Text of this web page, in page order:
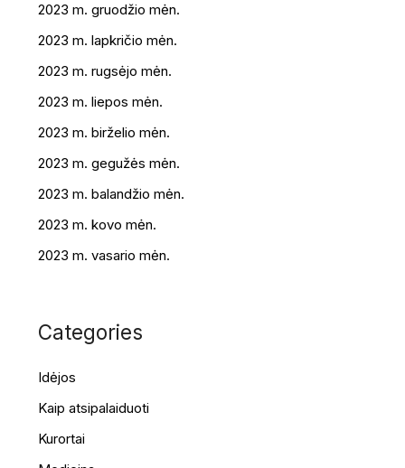
2023 m. gruodžio mėn.
2023 m. lapkričio mėn.
2023 m. rugsėjo mėn.
2023 m. liepos mėn.
2023 m. birželio mėn.
2023 m. gegužės mėn.
2023 m. balandžio mėn.
2023 m. kovo mėn.
2023 m. vasario mėn.
Categories
Idėjos
Kaip atsipalaiduoti
Kurortai